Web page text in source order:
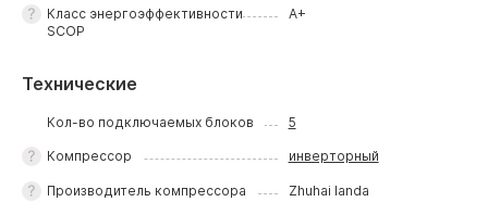
Класс энергоэффективности
SCOP
A+
Технические
Кол-во подключаемых блоков 5
Компрессор инверторный
Производитель компрессора Zhuhai landa